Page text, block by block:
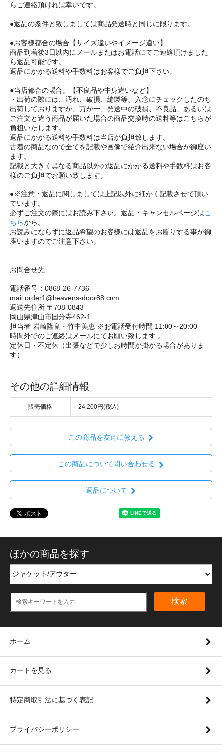
らご連絡頂ければ幸いです。
●返品の条件と致しましては商品発送時と同じに限ります。
●お客様都合の場合【サイズ違いやイメージ違い】
商品到着後3日以内にメールまたはお電話にてご連絡頂けました
ら返品可能です。
返品にかかる送料や手数料はお客様でご負担下さい。
●当店都合の場合。【不良品や中身違いなど】
・出荷の際には、汚れ、破損、縫製等、入念にチェックしたのち
出荷しておりますが、万が一、発送中の破損、不良品、あるいは
ご注文と違う商品が届いた場合の商品交換時の送料等はこちらが
負担いたします。
返品にかかる送料や手数料は当店が負担致します。
古着の商品なので全てを記載や画像で紹介出来ない場合が御座い
ます。
記載と大きく異なる商品以外の返品にかかる送料や手数料はお客
様のご負担でお願い致します。
●※注意・返品に関しましては上記以外に細かく記載させて頂い
ています。
必ずご注文の際にはお読み下さい。返品・キャンセルページはこ
ちらから。
お読みにならずに返品希望のお客様には返品をお断りする事が御
座いますのでご注意下さい。
お問合せ先
電話番号：0868-26-7736
mail order1@heavens-door88.com:
返送先住所 〒708-0843
岡山県津山市国分寺462-1
担当者 岩崎隆良・竹中美恵 ※お電話受付時間 11:00～20:00
時間外でのご連絡はメールにてお願い致します 。
定休日・不定休（出張などで少しお時間が掛かる場合がありま
す）
その他の詳細情報
販売価格 24,200円(税込)
この商品を友達に教える
この商品について問い合わせる
返品について
ほかの商品を探す
検索
ホーム
カートを見る
特定商取引法に基づく表記
プライバシーポリシー